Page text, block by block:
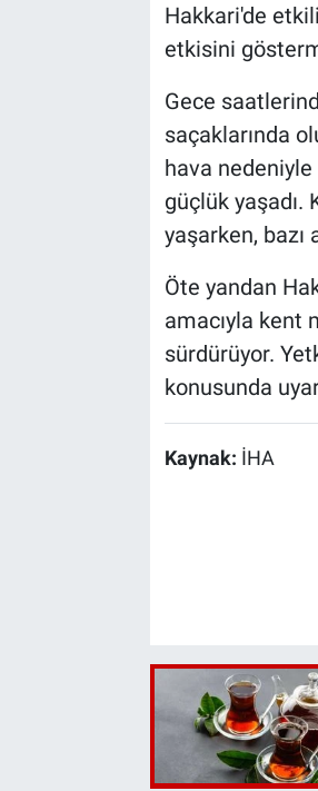
Hakkari'de
etkisini
Gece
saçaklarında
hava
güçlük
yaşarken, bazı
Öte yandan
amacıyla kent
sürdürüyor.
konusunda
Kaynak: İHA